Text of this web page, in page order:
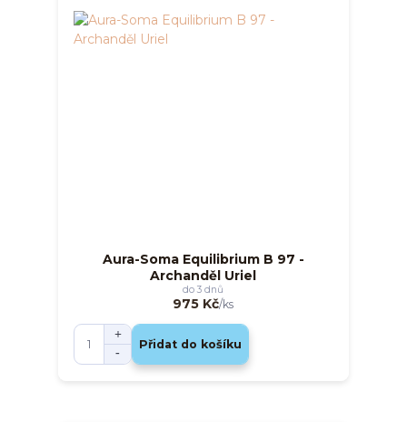
Aura-Soma Equilibrium B 97 -
Archanděl Uriel
975 Kč/ks
do 3 dnů
Přidat do košíku